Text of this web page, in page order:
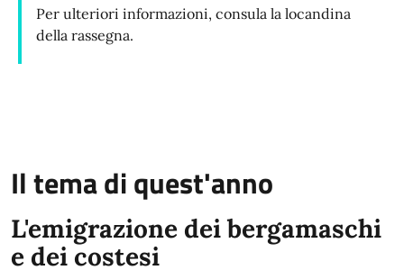
Per ulteriori informazioni, consula la locandina
della rassegna.
Il tema di quest'anno
L'emigrazione dei bergamaschi
e dei costesi